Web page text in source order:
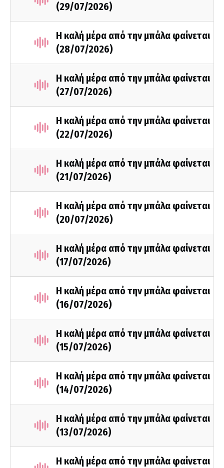
(29/07/2026)
Η καλή μέρα από την μπάλα φαίνεται
(28/07/2026)
Η καλή μέρα από την μπάλα φαίνεται
(27/07/2026)
Η καλή μέρα από την μπάλα φαίνεται
(22/07/2026)
Η καλή μέρα από την μπάλα φαίνεται
(21/07/2026)
Η καλή μέρα από την μπάλα φαίνεται
(20/07/2026)
Η καλή μέρα από την μπάλα φαίνεται
(17/07/2026)
Η καλή μέρα από την μπάλα φαίνεται
(16/07/2026)
Η καλή μέρα από την μπάλα φαίνεται
(15/07/2026)
Η καλή μέρα από την μπάλα φαίνεται
(14/07/2026)
Η καλή μέρα από την μπάλα φαίνεται
(13/07/2026)
Η καλή μέρα από την μπάλα φαίνεται